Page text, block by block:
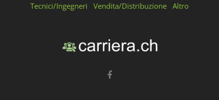
Tecnici/Ingegneri
Vendita/Distribuzione Altro